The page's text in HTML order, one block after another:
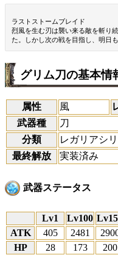
ラストストームブレイド
烈風を生む刃は襲い来る敵を斬り
た。しかし次の戦を目指し、明日
グリム刀の基本情
属性 風
武器種
刀
分類
レガリアシ
最終解放
実装済み
武器ステータス
Lv1 Lv100
ATK
405 2481
HP
28 173 200